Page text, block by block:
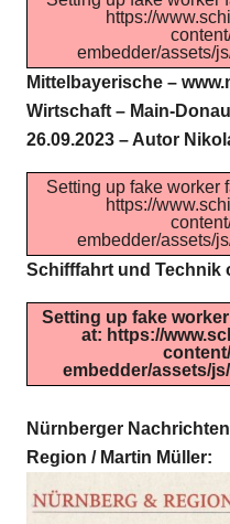
https://
embedder/assets/
Mittelbayerische –
Wirtschaft – Main-
26.09.2023 – Autor
Setting up fake worker
https://
embedder/assets/
Schifffahrt und Technik
Setting up fake
at: https://
embedder/assets/
Nürnberger
Region / Martin Müller: